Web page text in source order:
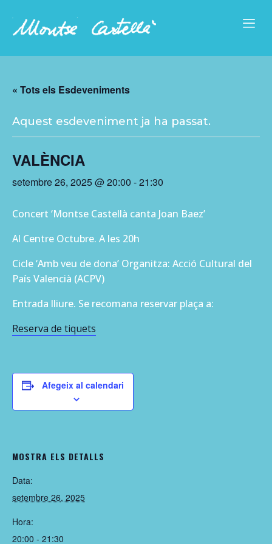
« Tots els Esdeveniments
Aquest esdeveniment ja ha passat.
VALÈNCIA
setembre 26, 2025 @ 20:00 -21:30
Concert ‘Montse Castellà canta Joan Baez’
Al Centre Octubre. A les 20h
Cicle ‘Amb veu de dona’ Organitza: Acció Cultural del
País Valencià (ACPV)
Entrada lliure. Se recomana reservar plaça a:
Reserva de tiquets
Afegeix al calendari
MOSTRA ELS DETALLS
Data:
setembre 26, 2025
Hora:
20:00 - 21:30